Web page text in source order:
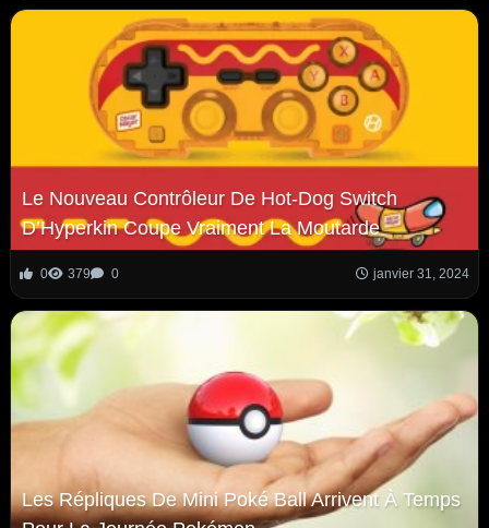
Le Nouveau Contrôleur De Hot-Dog Switch
D’Hyperkin Coupe Vraiment La Moutarde
0 379 0 janvier 31, 2024
Les Répliques De Mini Poké Ball Arrivent À Temps